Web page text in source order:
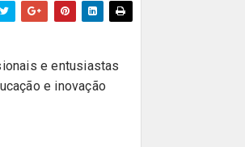
e entusiastas
e inovação